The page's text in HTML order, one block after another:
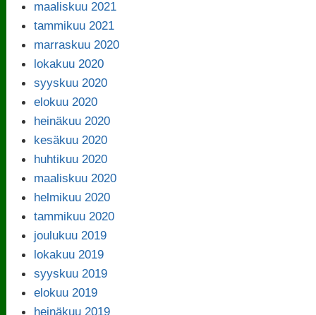
maaliskuu 2021
tammikuu 2021
marraskuu 2020
lokakuu 2020
syyskuu 2020
elokuu 2020
heinäkuu 2020
kesäkuu 2020
huhtikuu 2020
maaliskuu 2020
helmikuu 2020
tammikuu 2020
joulukuu 2019
lokakuu 2019
syyskuu 2019
elokuu 2019
heinäkuu 2019